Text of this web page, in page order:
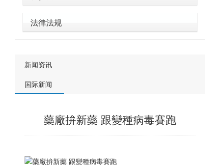
法律法规
新闻资讯
国际新闻
藥廠拚新藥 跟變種病毒賽跑